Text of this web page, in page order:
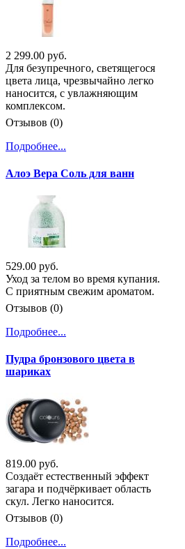
2 299.00 руб.
Для безупречного, светящегося
цвета лица, чрезвычайно легко
наносится, с увлажняющим
комплексом.
Отзывов (0)
Подробнее...
Алоэ Вера Соль для ванн
529.00 руб.
Уход за телом во время купания.
С приятным свежим ароматом.
Отзывов (0)
Подробнее...
Пудра бронзового цвета в
шариках
819.00 руб.
Создаёт естественный эффект
загара и подчёркивает область
скул. Легко наносится.
Отзывов (0)
Подробнее...